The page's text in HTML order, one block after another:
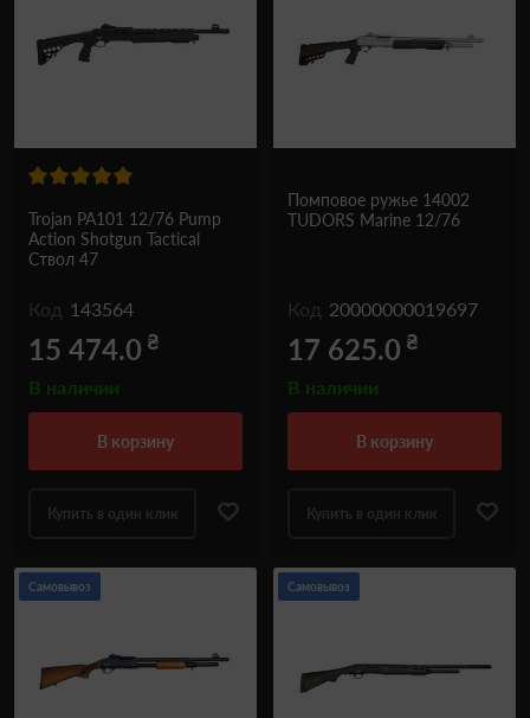
Релоадинг патронов
Одежда и обувь
Trojan PA101 12/76 Pump
Action Shotgun Tactical
Ствол 47
Код 143564
15 474.0 ₴
В наличии
в корзину
Купить в один клик
Помповое ружье 14002
TUDORS Marine 12/76
Код 20000000019697
17 625.0 ₴
В наличии
в корзину
Купить в один клик
Самовывоз Самовывоз